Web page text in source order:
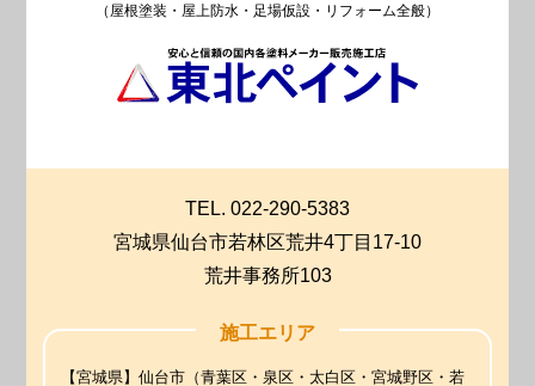
（屋根塗装・屋上防水・足場仮設・リフォーム全般）
TEL. 022-290-5383
宮城県仙台市若林区荒井4丁目17-10
荒井事務所103
施工エリア
【宮城県】仙台市（青葉区・泉区・太白区・宮城野区・若